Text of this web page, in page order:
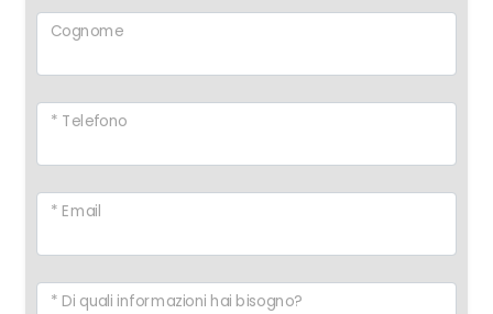
Cognome
* Telefono
* Email
* Di quali informazioni hai bisogno?